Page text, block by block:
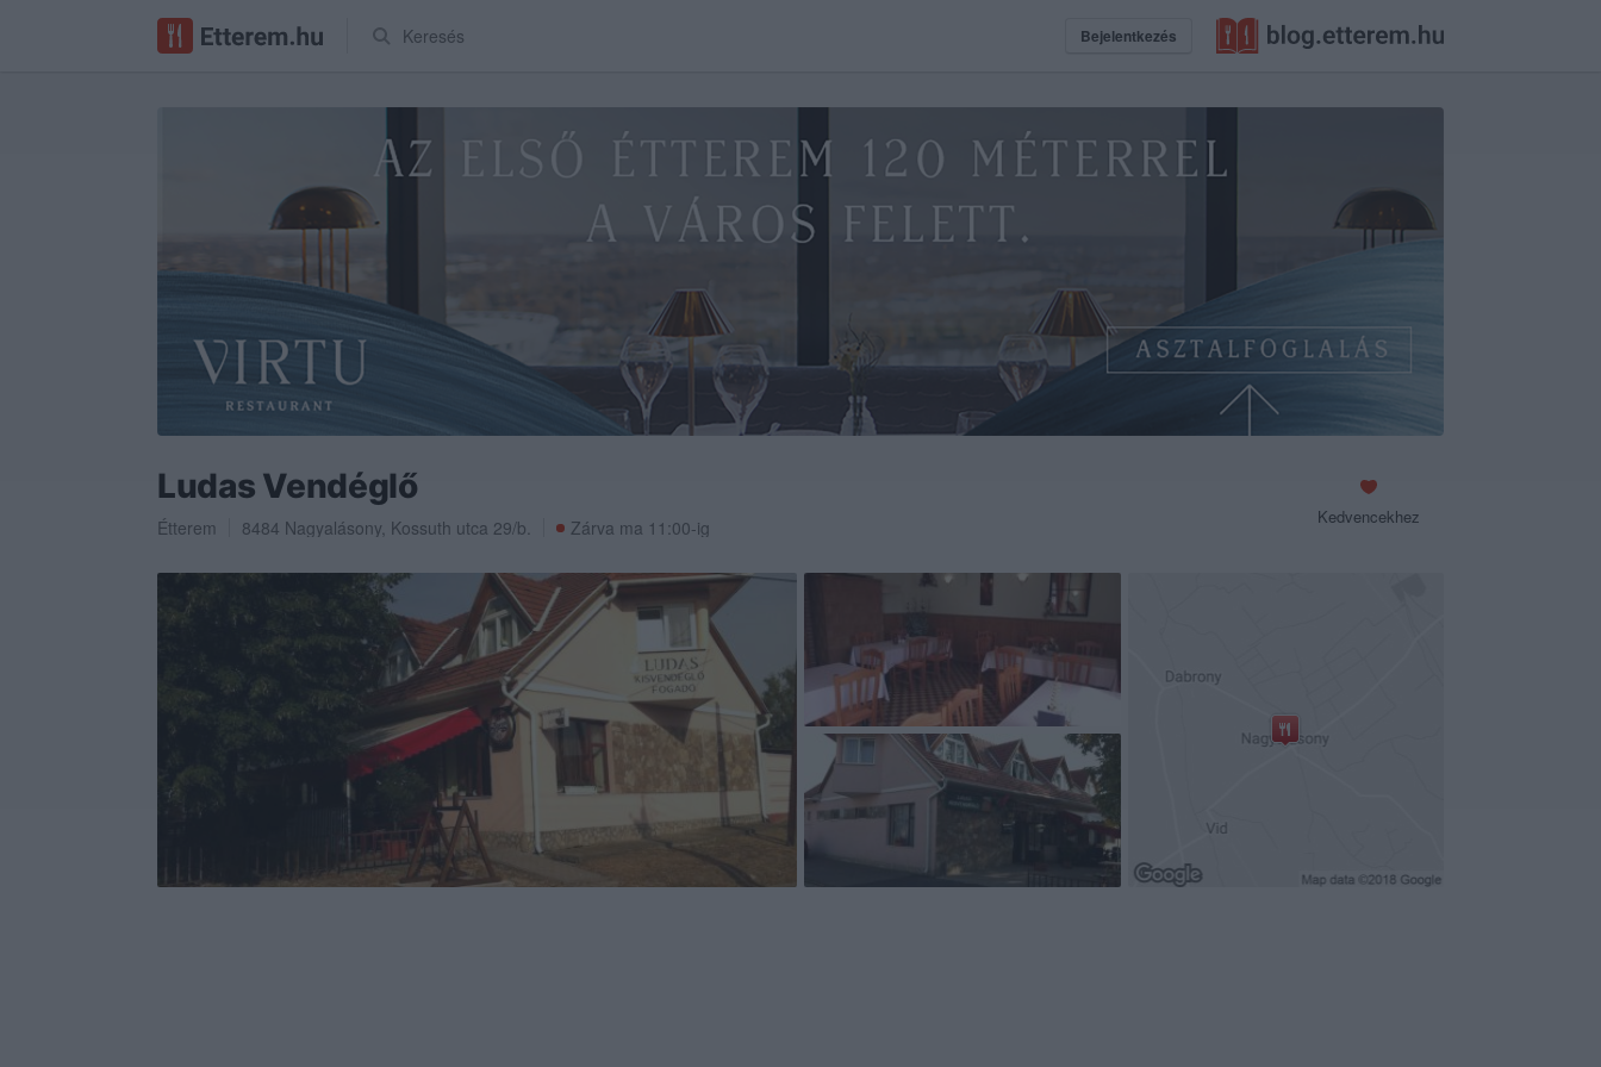
Keresés Bejelentkezés
Ludas Vendéglő
Étterem 8484 Nagyalásony, Kossuth utca 29/b. Zárva ma 11:00-ig Kedvencekhez